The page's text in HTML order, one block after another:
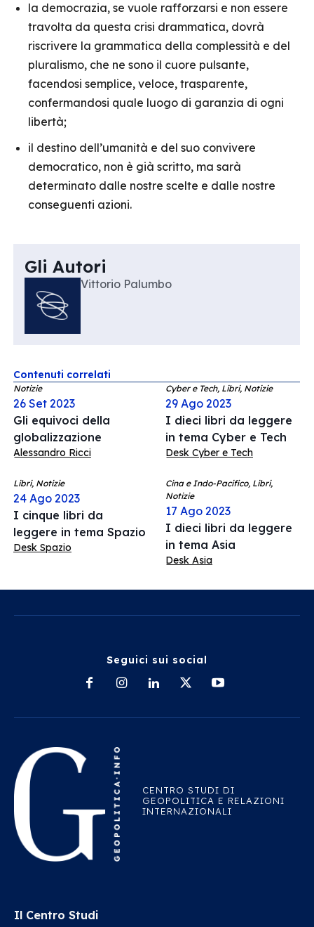
la democrazia, se vuole rafforzarsi e non essere
travolta da questa crisi drammatica, dovrà
riscrivere la grammatica della complessità e del
pluralismo, che ne sono il cuore pulsante,
facendosi semplice, veloce, trasparente,
confermandosi quale luogo di garanzia di ogni
libertà;
il destino dell’umanità e del suo convivere
democratico, non è già scritto, ma sarà
determinato dalle nostre scelte e dalle nostre
conseguenti azioni.
Gli Autori
Vittorio Palumbo
Contenuti correlati
Notizie
26 Set 2023
Gli equivoci della
globalizzazione
Alessandro Ricci
Cyber e Tech, Libri, Notizie
29 Ago 2023
I dieci libri da leggere
in tema Cyber e Tech
Desk Cyber e Tech
Libri, Notizie
24 Ago 2023
I cinque libri da
leggere in tema Spazio
Desk Spazio
Cina e Indo-Pacifico, Libri,
Notizie
17 Ago 2023
I dieci libri da leggere
in tema Asia
Desk Asia
Seguici sui social
CENTRO STUDI DI
GEOPOLITICA E RELAZIONI
INTERNAZIONALI
Il Centro Studi